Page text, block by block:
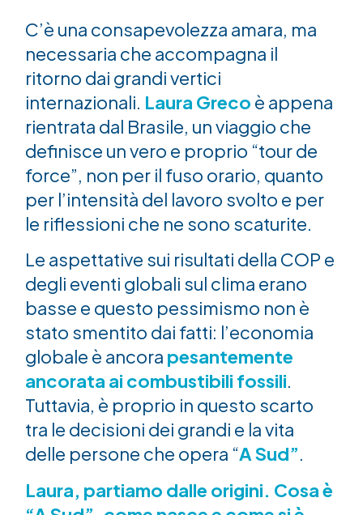
C’è una consapevolezza amara, ma
necessaria che accompagna il
ritorno dai grandi vertici
internazionali. Laura Greco è appena
rientrata dal Brasile, un viaggio che
definisce un vero e proprio “tour de
force”, non per il fuso orario, quanto
per l’intensità del lavoro svolto e per
le riflessioni che ne sono scaturite.
Le aspettative sui risultati della COP e
degli eventi globali sul clima erano
basse e questo pessimismo non è
stato smentito dai fatti: l’economia
globale è ancora pesantemente
ancorata ai combustibili fossili.
Tuttavia, è proprio in questo scarto
tra le decisioni dei grandi e la vita
delle persone che opera “A Sud”.
Laura, partiamo dalle origini. Cosa è